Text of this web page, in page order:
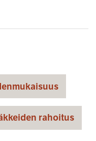
WhatsApissa
rahoitus